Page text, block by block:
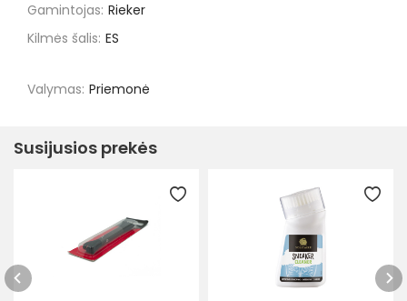
Gamintojas: Rieker
Kilmės šalis: ES
Valymas: Priemonė
Susijusios prekės